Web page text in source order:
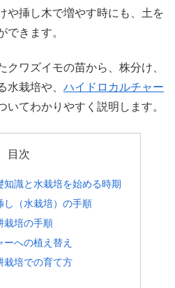
や挿し木で増やす時にも、土を
できます。
クワズイモの苗から、株分け、
水栽培や、 ハイドロカルチャー
てわかりやすく説明します。
目次
知識と水栽培を始める時期
し（水栽培）の手順
栽培の手順
への植え替え
栽培での育て方